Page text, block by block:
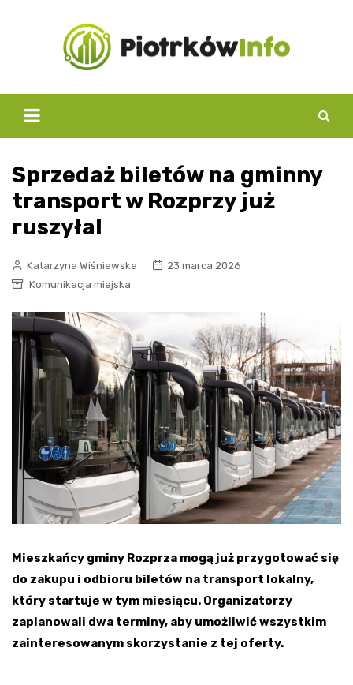
Sprzedaż biletów na gminny
transport w Rozprzy już
ruszyła!
Katarzyna Wiśniewska
23 marca 2026
Komunikacja miejska
Mieszkańcy gminy Rozprza mogą już przygotować się
do zakupu i odbioru biletów na transport lokalny,
który startuje w tym miesiącu. Organizatorzy
zaplanowali dwa terminy, aby umożliwić wszystkim
zainteresowanym skorzystanie z tej oferty.